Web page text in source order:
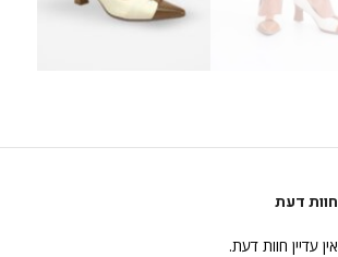
חוות דעת
אין עדיין חוות דעת.